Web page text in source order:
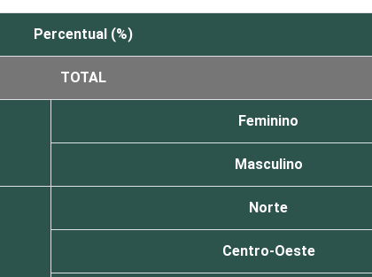
Percentual (%)
TOTAL
Feminino
Masculino
Norte
Centro-Oeste